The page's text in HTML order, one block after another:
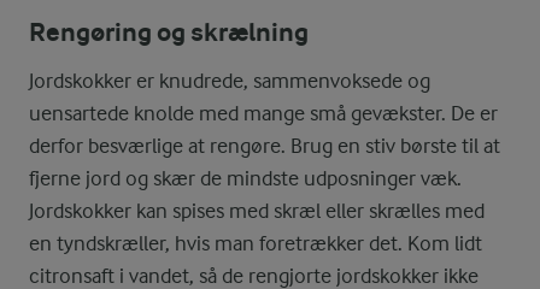
Rengøring og skrælning
Jordskokker er knudrede, sammenvoksede og
uensartede knolde med mange små gevækster. De er
derfor besværlige at rengøre. Brug en stiv børste til at
fjerne jord og skær de mindste udposninger væk.
Jordskokker kan spises med skræl eller skrælles med
en tyndskræller, hvis man foretrækker det. Kom lidt
citronsaft i vandet, så de rengjorte jordskokker ikke